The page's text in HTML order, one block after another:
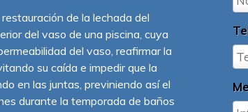
de la lechada del
del vaso de una piscina, cuya
del vaso, reafirmar la
su caída e impedir que la
en las juntas, previniendo así el
durante la temporada de baños